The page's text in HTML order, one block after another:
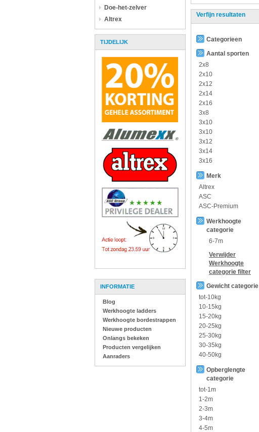
Doe-het-zelver
Altrex
TIJDELIJK
INFORMATIE
Blog
Werkhoogte ladders
Werkhoogte bordestrappen
Nieuwe producten
Onlangs bekeken
Producten vergelijken
Aanraders
Verfijn resultaten
Categorieen
Aantal sporten
2x8
2x10
2x12
2x14
2x16
3x8
3x10
3x10
3x12
3x14
3x16
Merk
Altrex
ASC
ASC-Premium
Werkhoogte
categorie
6-7m
Verwijder
Werkhoogte
categorie filter
Gewicht categorie
tot-10kg
10-15kg
15-20kg
20-25kg
25-30kg
30-35kg
40-50kg
Opberglengte
categorie
tot-1m
1-2m
2-3m
3-4m
4-5m